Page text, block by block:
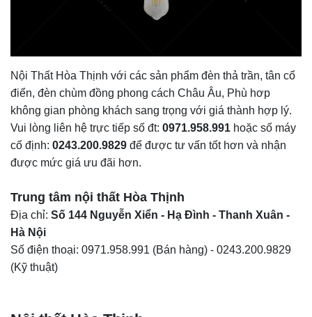
Nội Thất Hòa Thịnh với các sản phẩm đèn thả trần, tân cổ
điển, đèn chùm đồng phong cách Châu Âu, Phù hơp
không gian phòng khách sang trọng với giá thành hợp lý.
Vui lòng liên hệ trực tiếp số đt: 0971.958.991 hoặc số máy
cố định: 0243.200.9829 để được tư vấn tốt hơn và nhận
được mức giá ưu đãi hơn.
Trung tâm nội thất Hòa Thịnh
Địa chỉ: Số 144 Nguyễn Xiển - Hạ Đình - Thanh Xuân -
Hà Nội
Số điện thoại: 0971.958.991 (Bán hàng) - 0243.200.9829
(Kỹ thuật)